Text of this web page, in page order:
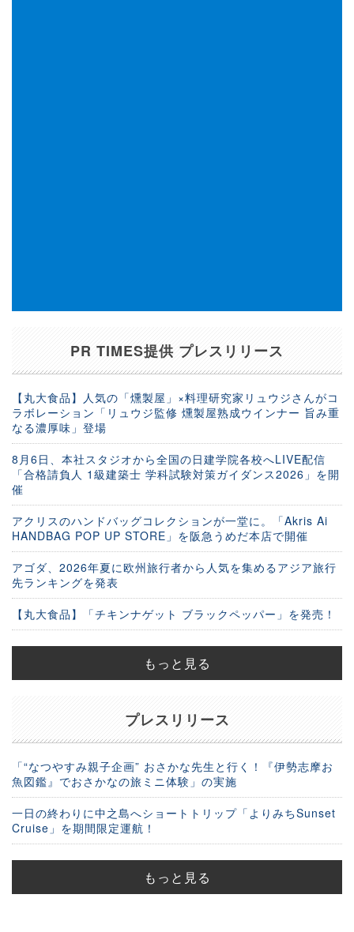
PR TIMES提供 プレスリリース
【丸大食品】人気の「燻製屋」×料理研究家リュウジさんがコ
ラボレーション「リュウジ監修 燻製屋熟成ウインナー 旨み重
なる濃厚味」登場
8月6日、本社スタジオから全国の日建学院各校へLIVE配信
「合格請負人 1級建築士 学科試験対策ガイダンス2026」を開
催
アクリスのハンドバッグコレクションが一堂に。「Akris Ai
HANDBAG POP UP STORE」を阪急うめだ本店で開催
アゴダ、2026年夏に欧州旅行者から人気を集めるアジア旅行
先ランキングを発表
【丸大食品】「チキンナゲット ブラックペッパー」を発売！
もっと見る
プレスリリース
「“なつやすみ親子企画” おさかな先生と行く！『伊勢志摩お
魚図鑑』でおさかなの旅ミニ体験」の実施
一日の終わりに中之島へショートトリップ「よりみちSunset
Cruise」を期間限定運航！
もっと見る